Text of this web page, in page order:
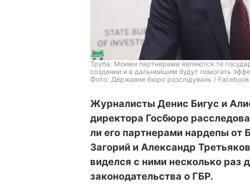
Труба: Моими партнерами являются те
создании и в дальнейшем будут помогать
Фото: Державне бюро розслідувань / Facebook
Журналисты Денис Бигус и
директора Госбюро
ли его партнерами нардепы от
Загорий и Александр
виделся с ними несколько раз
законодательства о ГБР.